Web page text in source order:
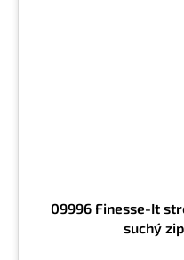
09996 Finesse-It
suchý